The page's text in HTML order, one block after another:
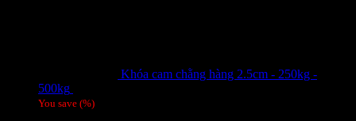
Khóa cam chằng hàng 2.5cm - 250kg -
500kg
You save (%)